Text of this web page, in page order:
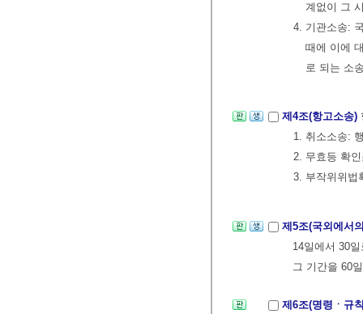
계없이 그
4. 기관소송:
때에 이에
로 되는 소
제4조(항고소송)
1. 취소소송:
2. 무효등 확
3. 부작위위법
제5조(국외에서
14일에서 30
그 기간을 60
제6조(명령ㆍ규